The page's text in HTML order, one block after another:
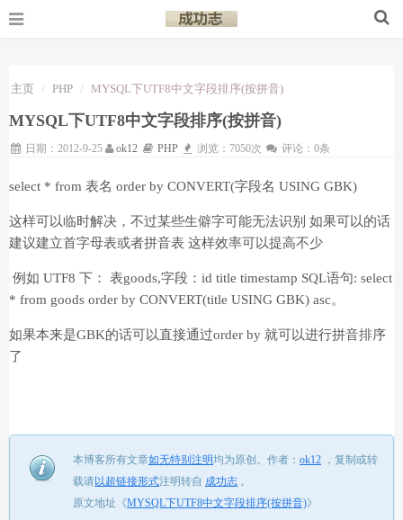
主页 PHP MYSQL下UTF8中文字段排序(按拼音)
MYSQL下UTF8中文字段排序(按拼音)
日期：2012-9-25 ok12 PHP 浏览：7050次 评论：0条
select * from 表名 order by CONVERT(字段名 USING GBK)
这样可以临时解决，不过某些生僻字可能无法识别 如果可以的话
建议建立首字母表或者拼音表 这样效率可以提高不少
例如 UTF8 下： 表goods,字段：id title timestamp SQL语句: select
* from goods order by CONVERT(title USING GBK) asc。
如果本来是GBK的话可以直接通过order by 就可以进行拼音排序
了
本博客所有文章如无特别注明均为原创。 作者： ok12 ， 复制或转
载请以超链接形式注明转自 成功志 。
原文地址《MYSQL下UTF8中文字段排序(按拼音)》